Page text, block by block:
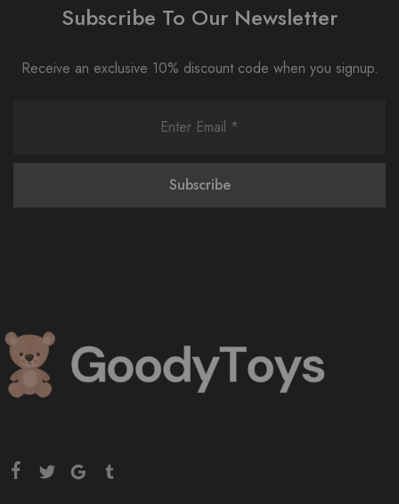
Subscribe To Our Newsletter
Receive an exclusive 10% discount code when you signup.